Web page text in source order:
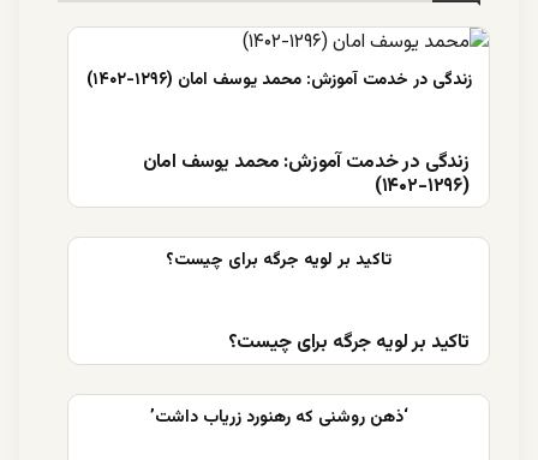
زندگی در خدمت آموزش: محمد یوسف امان
(۱۲۹۶-۱۴۰۲)
تاکید بر لویه جرگه برای چیست؟